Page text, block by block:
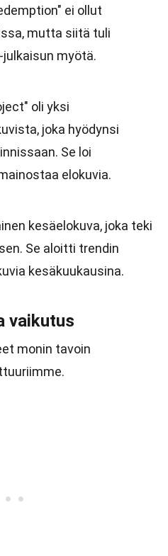
ei ollut
mutta siitä tuli
myötä.
oli yksi
joka hyödynsi
Se loi
elokuvia.
kesäelokuva, joka teki
Se aloitti trendin
kesäkuukausina.
vaikutus
monin tavoin